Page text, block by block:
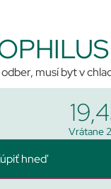
musí byt v
Vrátane
hneď